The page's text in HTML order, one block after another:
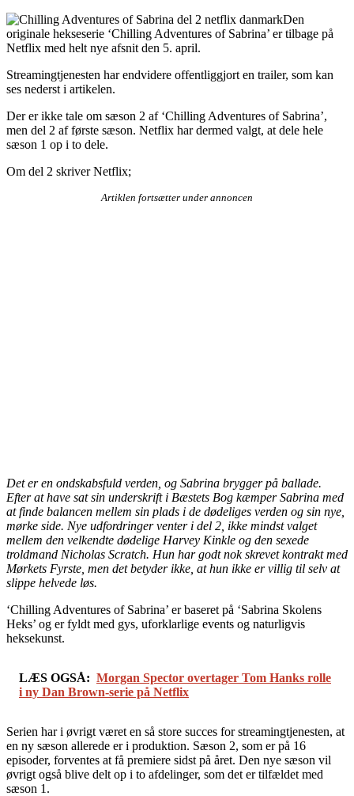
Den
originale hekseserie ‘Chilling Adventures of Sabrina’ er tilbage på
Netflix med helt nye afsnit den 5. april.
Streamingtjenesten har endvidere offentliggjort en trailer, som kan
ses nederst i artikelen.
Der er ikke tale om sæson 2 af ‘Chilling Adventures of Sabrina’,
men del 2 af første sæson. Netflix har dermed valgt, at dele hele
sæson 1 op i to dele.
Om del 2 skriver Netflix;
Artiklen fortsætter under annoncen
Det er en ondskabsfuld verden, og Sabrina brygger på ballade.
Efter at have sat sin underskrift i Bæstets Bog kæmper Sabrina med
at finde balancen mellem sin plads i de dødeliges verden og sin nye,
mørke side. Nye udfordringer venter i del 2, ikke mindst valget
mellem den velkendte dødelige Harvey Kinkle og den sexede
troldmand Nicholas Scratch. Hun har godt nok skrevet kontrakt med
Mørkets Fyrste, men det betyder ikke, at hun ikke er villig til selv at
slippe helvede løs.
‘Chilling Adventures of Sabrina’ er baseret på ‘Sabrina Skolens
Heks’ og er fyldt med gys, uforklarlige events og naturligvis
heksekunst.
LÆS OGSÅ: Morgan Spector overtager Tom Hanks rolle
i ny Dan Brown-serie på Netflix
Serien har i øvrigt været en så store succes for streamingtjenesten, at
en ny sæson allerede er i produktion. Sæson 2, som er på 16
episoder, forventes at få premiere sidst på året. Den nye sæson vil
øvrigt også blive delt op i to afdelinger, som det er tilfældet med
sæson 1.